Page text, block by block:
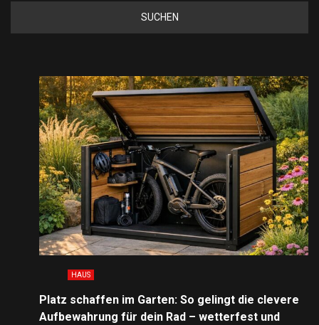
HAUS
Platz schaffen im Garten: So gelingt die clevere
Aufbewahrung für dein Rad – wetterfest und